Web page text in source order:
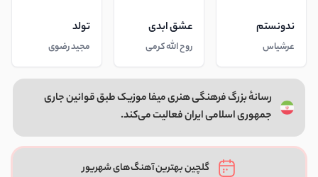
ندونستم
عرشیاس
عشق ابدی
روح الله کرمی
تولد
مجید رضوی
رسانهٔ بزرگ فرهنگی هنری میفا موزیک طبق قوانین جاری
جمهوری اسلامی ایران فعالیت می‌کند.
گلچین بهترین آهنگ‌های شهریور